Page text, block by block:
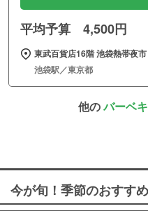
平均予算 4,500円
東武百貨店16階 池袋熱帯夜
池袋駅／東京都
他のバーベ
今が旬！季節のおすす